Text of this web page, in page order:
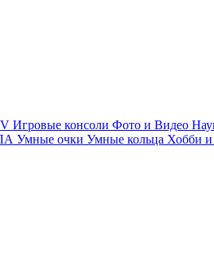
Игровые консоли Фото и Видео
Умные очки Умные кольца Хобби и